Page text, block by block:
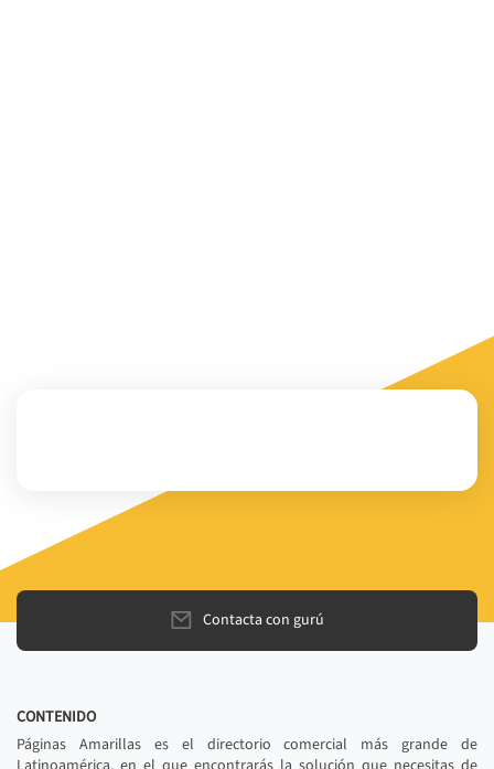
Contacta con gurú
CONTENIDO
Páginas Amarillas es el directorio comercial más grande de